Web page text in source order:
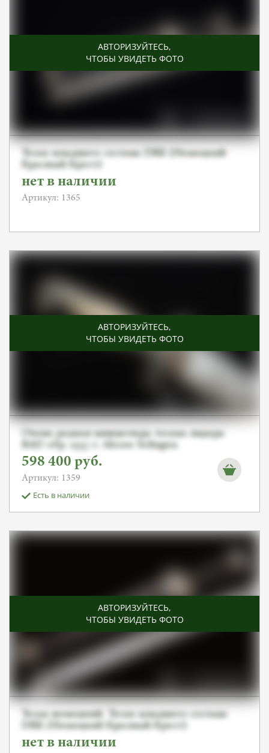
АВТОРИЗУЙТЕСЬ,
ЧТОБЫ УВИДЕТЬ ФОТО
Тесак младшего состава DRK (Немецкий
Красный Крест)
нет в наличии
Артикул: 1365
АВТОРИЗУЙТЕСЬ,
ЧТОБЫ УВИДЕТЬ ФОТО
Очень редкая миниатюра тесака лидера
RAD обр. 1937 г. Alcoso Solingen
598 400 руб.
Артикул: 1359
Есть в наличии
АВТОРИЗУЙТЕСЬ,
ЧТОБЫ УВИДЕТЬ ФОТО
Тесак немецкий. Тесак младшего состава
DRK (Немецкий Красный Крест)
нет в наличии